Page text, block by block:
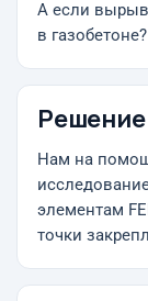
А если
в газобетоне?
Решение
Нам на
элементам
точки